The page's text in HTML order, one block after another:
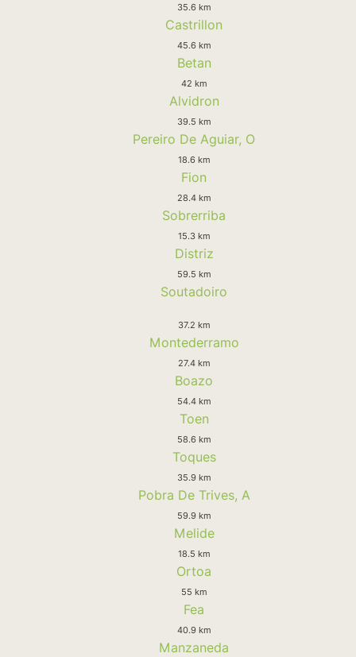
35.6 km
Castrillon
45.6 km
Betan
42 km
Alvidron
39.5 km
Pereiro De Aguiar, O
18.6 km
Fion
28.4 km
Sobrerriba
15.3 km
Distriz
59.5 km
Soutadoiro
37.2 km
Montederramo
27.4 km
Boazo
54.4 km
Toen
58.6 km
Toques
35.9 km
Pobra De Trives, A
59.9 km
Melide
18.5 km
Ortoa
55 km
Fea
40.9 km
Manzaneda